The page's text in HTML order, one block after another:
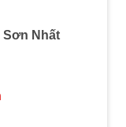
Quý khách vui
Sơn Nhất